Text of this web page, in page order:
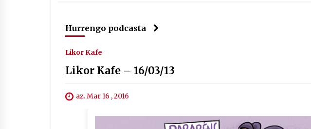
Hurrengo podcasta
Likor Kafe
Likor Kafe – 16/03/13
az. Mar 16 , 2016